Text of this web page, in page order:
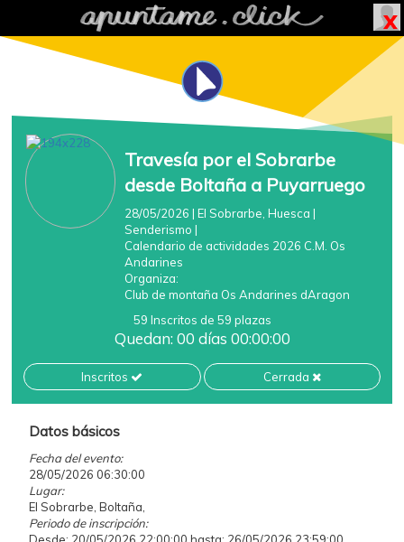
Travesía por el Sobrarbe
desde Boltaña a Puyarruego
28/05/2026 | El Sobrarbe, Huesca |
Senderismo |
Calendario de actividades 2026 C.M. Os
Andarines
Organiza:
Club de montaña Os Andarines dAragon
59 Inscritos de 59 plazas
Quedan: 00 días 00:00:00
Inscritos Cerrada
Datos básicos
Fecha del evento:
28/05/2026 06:30:00
Lugar:
El Sobrarbe, Boltaña,
Periodo de inscripción: